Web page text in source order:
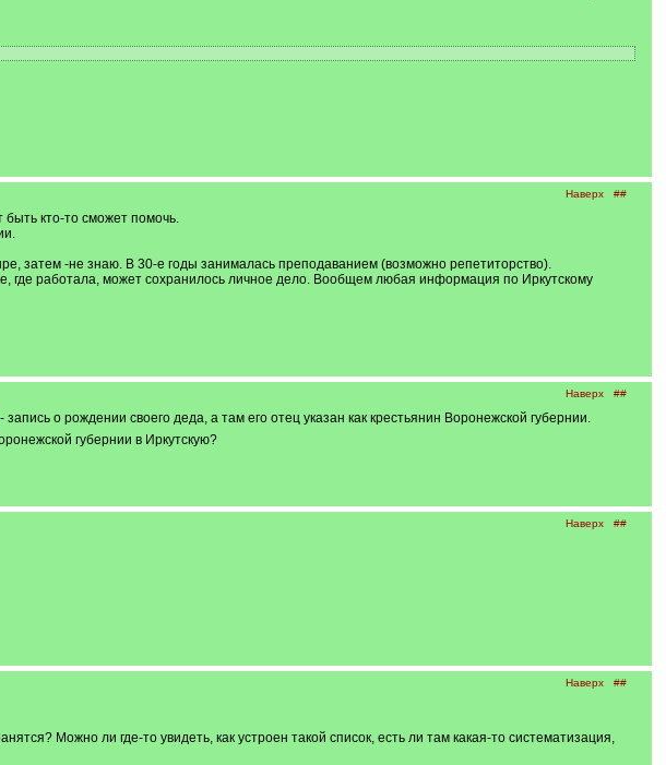
Наверх ##
быть кто-то сможет помочь.
затем -не знаю. В 30-е годы занималась преподаванием (возможно репетиторство).
где работала, может сохранилось личное дело. Вообщем любая информация по Иркутскому
Наверх ##
- запись о рождении своего деда, а там его отец указан как крестьянин Воронежской губернии.
губернии в Иркутскую?
Наверх ##
Наверх ##
Можно ли где-то увидеть, как устроен такой список, есть ли там какая-то систематизация,